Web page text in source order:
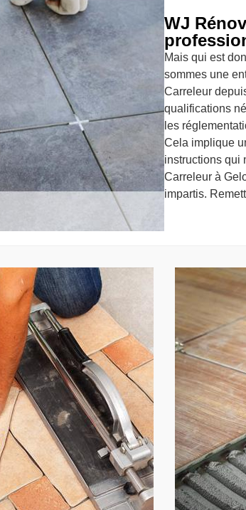
WJ
Mais qui est
sommes une
Carreleur
qualifications
les
Cela implique
instructions qui
Carreleur à
impartis.